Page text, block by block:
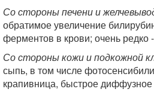
Со стороны печени и
обратимое увеличение
ферментов в крови; очень редко
Со стороны кожи и подкожной
сыпь, в том числе
крапивница, быстрое